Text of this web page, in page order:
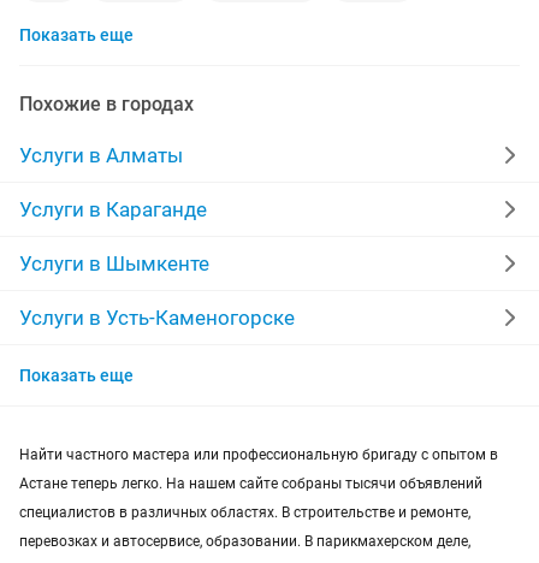
ремонт телевизоров
мебель на заказ
уколы на дому вывоз мусора
москитные сетки
ремонт стиральных машин диван
грузоперевозки газель
сборка мебели ремонт
Показать еще
Похожие в городах
Услуги в Алматы
Услуги в Караганде
Услуги в Шымкенте
Услуги в Усть-Каменогорске
Услуги в Актобе
Услуги в Павлодаре
Услуги в Атырау
Показать еще
Найти частного мастера или профессиональную бригаду с опытом в
Астане теперь легко. На нашем сайте собраны тысячи объявлений
специалистов в различных областях. В строительстве и ремонте,
перевозках и автосервисе, образовании. В парикмахерском деле,